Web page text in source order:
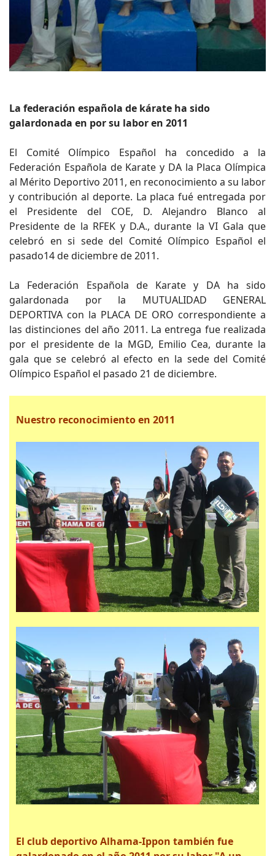
La federación española de kárate ha sido
galardonada en por su labor en 2011
El Comité Olímpico Español ha concedido a la
Federación Española de Karate y DA la Placa Olímpica
al Mérito Deportivo 2011, en reconocimiento a su labor
y contribución al deporte. La placa fué entregada por
el Presidente del COE, D. Alejandro Blanco al
Presidente de la RFEK y D.A., durante la VI Gala que
celebró en si sede del Comité Olímpico Español el
pasado14 de diciembre de 2011.
La Federación Española de Karate y DA ha sido
galardonada por la MUTUALIDAD GENERAL
DEPORTIVA con la PLACA DE ORO correspondiente a
las distinciones del año 2011. La entrega fue realizada
por el presidente de la MGD, Emilio Cea, durante la
gala que se celebró al efecto en la sede del Comité
Olímpico Español el pasado 21 de diciembre.
Nuestro reconocimiento en 2011
El club deportivo Alhama-Ippon también fue